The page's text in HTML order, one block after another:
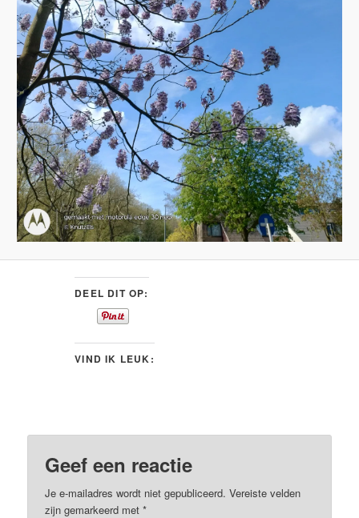
DEEL DIT OP:
VIND IK LEUK:
Geef een reactie
Je e-mailadres wordt niet gepubliceerd. Vereiste velden
zijn gemarkeerd met*